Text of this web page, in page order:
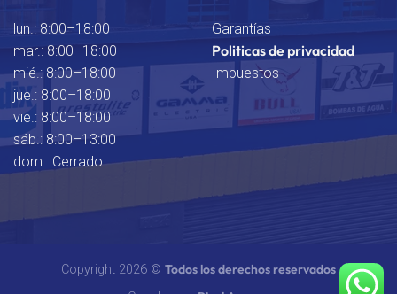
lun.: 8:00–18:00
mar.: 8:00–18:00
mié.: 8:00–18:00
jue.: 8:00–18:00
vie.: 8:00–18:00
sáb.: 8:00–13:00
dom.: Cerrado
Garantías
Politicas de privacidad
Impuestos
Copyright 2026 © Todos los derechos reservados